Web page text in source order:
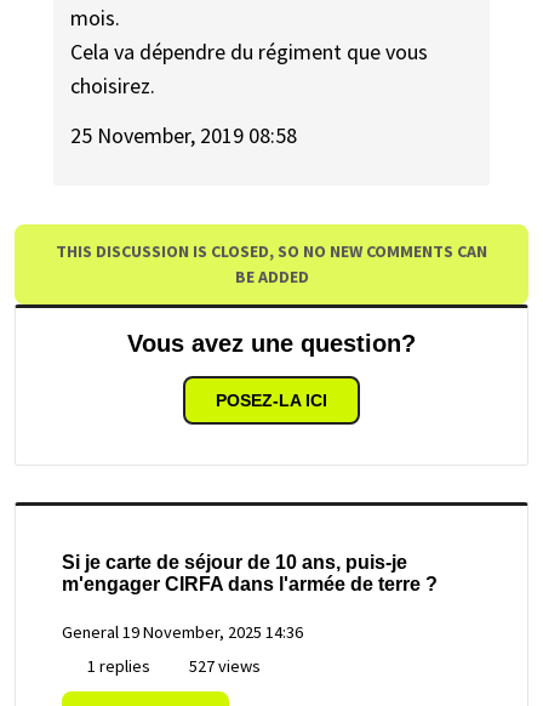
mois.
Cela va dépendre du régiment que vous
choisirez.
25 November, 2019 08:58
THIS DISCUSSION IS CLOSED, SO NO NEW COMMENTS CAN
BE ADDED
Vous avez une question?
POSEZ-LA ICI
Si je carte de séjour de 10 ans, puis-je
m'engager CIRFA dans l'armée de terre ?
General19 November, 2025 14:36
1 replies
527 views